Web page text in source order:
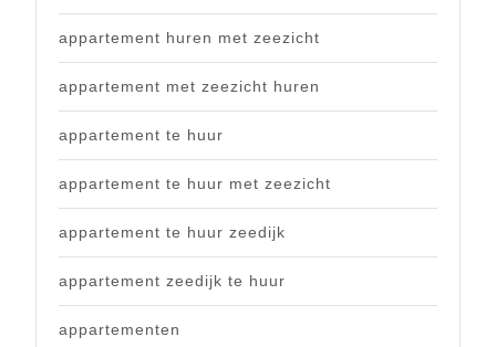
appartement huren met zeezicht
appartement met zeezicht huren
appartement te huur
appartement te huur met zeezicht
appartement te huur zeedijk
appartement zeedijk te huur
appartementen